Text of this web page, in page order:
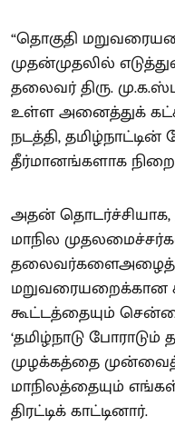
“தொகுதி
முதன்முதலில்
தலைவர் திரு.
உள்ள அனைத்துக்
நடத்தி,
தீர்மானங்களாக
அதன்
மாநில
மறுவரையறைக்கான
கூட்டத்தையும்
‘தமிழ்நாடு
முழக்கத்தை
மாநிலத்தையும்
திரட்டிக் காட்டினார்.